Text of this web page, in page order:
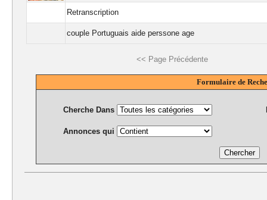
Retranscription
couple Portuguais aide perssone age
<< Page Précédente
Formulaire de
Cherche Dans
Annonces qui